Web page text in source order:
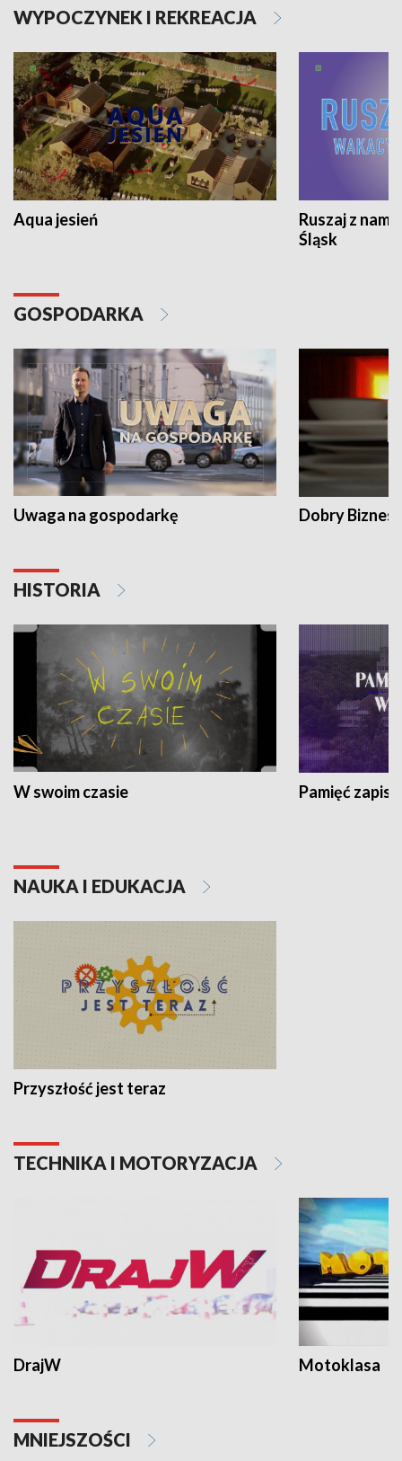
WYPOCZYNEK I REKREACJA
Aqua jesień
Ruszaj z
Śląsk
GOSPODARKA
Uwaga na gospodarkę Dobry Biznes
HISTORIA
W swoim czasie Pamięć
NAUKA I EDUKACJA
Przyszłość jest teraz
TECHNIKA I MOTORYZACJA
DrajW Motoklasa
MNIEJSZOŚCI